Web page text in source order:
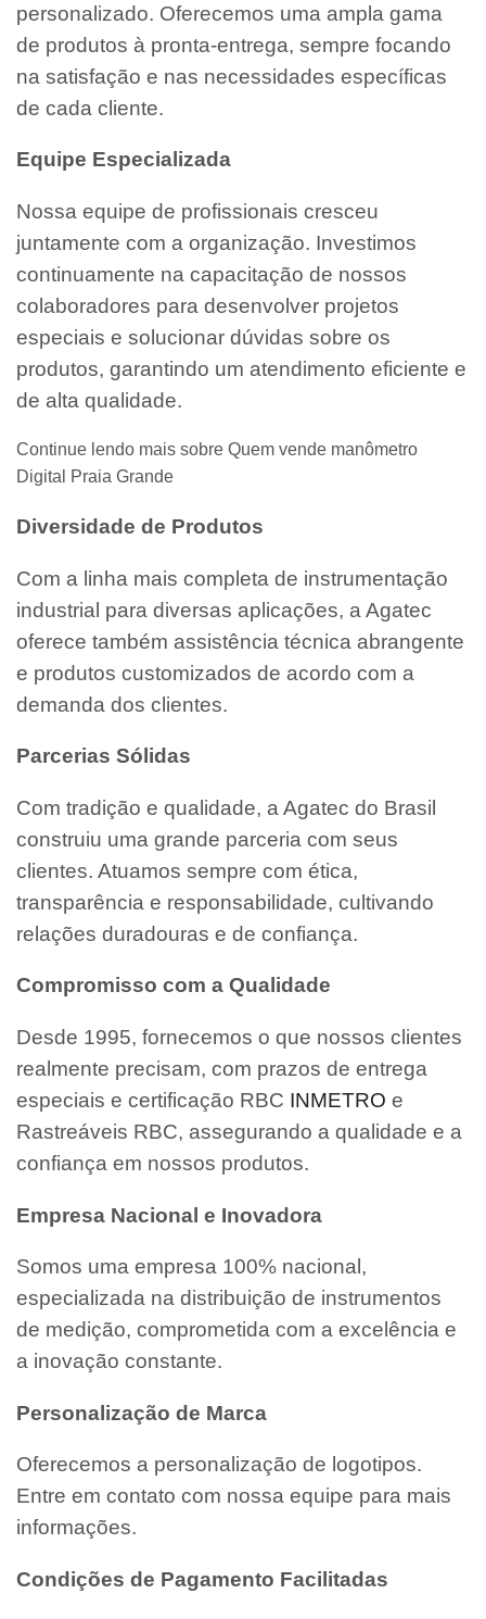
personalizado. Oferecemos uma ampla gama
de produtos à pronta-entrega, sempre focando
na satisfação e nas necessidades específicas
de cada cliente.
Equipe Especializada
Nossa equipe de profissionais cresceu
juntamente com a organização. Investimos
continuamente na capacitação de nossos
colaboradores para desenvolver projetos
especiais e solucionar dúvidas sobre os
produtos, garantindo um atendimento eficiente e
de alta qualidade.
Continue lendo mais sobre Quem vende manômetro
Digital Praia Grande
Diversidade de Produtos
Com a linha mais completa de instrumentação
industrial para diversas aplicações, a Agatec
oferece também assistência técnica abrangente
e produtos customizados de acordo com a
demanda dos clientes.
Parcerias Sólidas
Com tradição e qualidade, a Agatec do Brasil
construiu uma grande parceria com seus
clientes. Atuamos sempre com ética,
transparência e responsabilidade, cultivando
relações duradouras e de confiança.
Compromisso com a Qualidade
Desde 1995, fornecemos o que nossos clientes
realmente precisam, com prazos de entrega
especiais e certificação RBC INMETRO e
Rastreáveis RBC, assegurando a qualidade e a
confiança em nossos produtos.
Empresa Nacional e Inovadora
Somos uma empresa 100% nacional,
especializada na distribuição de instrumentos
de medição, comprometida com a excelência e
a inovação constante.
Personalização de Marca
Oferecemos a personalização de logotipos.
Entre em contato com nossa equipe para mais
informações.
Condições de Pagamento Facilitadas